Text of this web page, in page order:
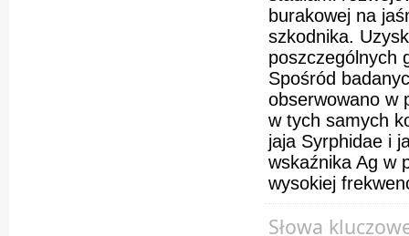
burakowej na
szkodnika.
poszczególnych
Spośród
obserwowano w
w tych samych
jaja Syrphidae i
wskaźnika Ag w
wysokiej
Słowa